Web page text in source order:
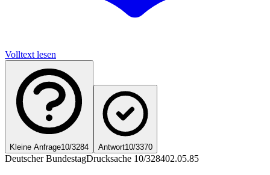
Volltext lesen
Kleine Anfrage10/3284 Antwort10/3370
Deutscher BundestagDrucksache 10/328402.05.85